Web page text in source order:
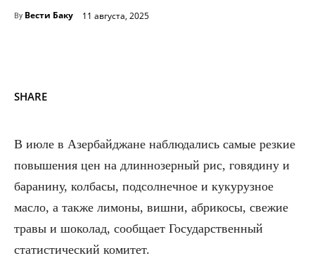
By Вести Баку 11 августа, 2025
SHARE
В июле в Азербайджане наблюдались самые резкие
повышения цен на длиннозерный рис, говядину и
баранину, колбасы, подсолнечное и кукурузное
масло, а также лимоны, вишни, абрикосы, свежие
травы и шоколад, сообщает Государственный
статистический комитет.